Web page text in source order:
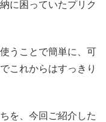
に困っていたプリク
うことで簡単に、可
これからはすっきり
を、今回ご紹介した